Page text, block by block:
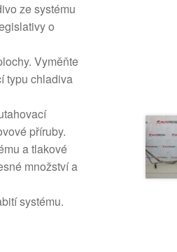
ze systému
o
Vyměňte
typu chladiva
příruby.
a tlakové
množství a
systému.